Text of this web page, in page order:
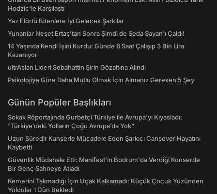
Hodzic'le Karşılaştı
Yaz Flörtü Bitenlere İyi Gelecek Şarkılar
Yunanlar Neşet Ertaş'tan Sonra Şimdi de Seda Sayan'ı Çaldı!
14 Yaşında Kendi İşini Kurdu: Günde 6 Saat Çalışıp 3 Bin Lira
Kazanıyor
ultrAslan Lideri Sebahattin Şirin Gözaltına Alındı
Psikolojiye Göre Daha Mutlu Olmak İçin Almanız Gereken 5 Şey
Günün Popüler Başlıkları
Sokak Röportajında Gurbetçi Türkiye ile Avrupa'yı Kıyasladı:
"Türkiye’deki Yolların Çoğu Avrupa’da Yok"
Uzun Süredir Kanserle Mücadele Eden Şarkıcı Cansever Hayatını
Kaybetti
Güvenlik Müdahale Etti: Manifest'in Bodrum'da Verdiği Konserde
Bir Genç Sahneye Atladı
Kemerini Takmadığı İçin Uçak Kalkamadı: Küçük Çocuk Yüzünden
Yolcular 1 Gün Bekledi